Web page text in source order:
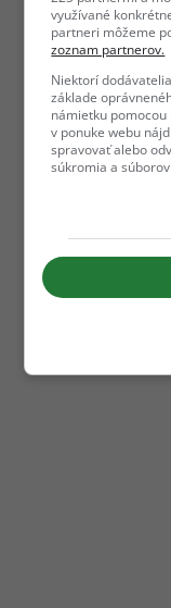
využívané
partneri môžeme
zoznam partnerov.
Niektorí
základe
námietku
v ponuke webu
spravovať alebo
súkromia a